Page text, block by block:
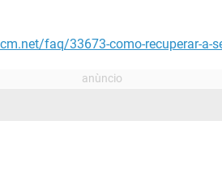
faq/33673-como-recuperar-a-